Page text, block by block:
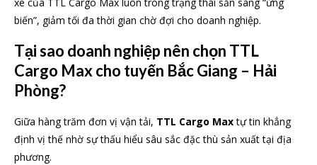
biến”, giảm tối đa thời gian chờ đợi cho doanh nghiệp.
Tại sao doanh nghiệp nên chọn TTL
Cargo Max cho tuyến Bắc Giang – Hải
Phòng?
Giữa hàng trăm đơn vị vận tải, TTL Cargo Maxtự tin khẳng
định vị thế nhờ sự thấu hiểu sâu sắc đặc thù sản xuất tại địa
phương.